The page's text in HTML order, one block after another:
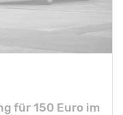
für 150 Euro im